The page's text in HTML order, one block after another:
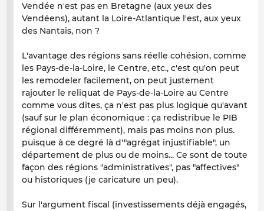
Vendée n'est pas en Bretagne (aux yeux des
Vendéens), autant la Loire-Atlantique l'est, aux yeux
des Nantais, non ?
L'avantage des régions sans réelle cohésion, comme
les Pays-de-la-Loire, le Centre, etc., c'est qu'on peut
les remodeler facilement, on peut justement
rajouter le reliquat de Pays-de-la-Loire au Centre
comme vous dites, ça n'est pas plus logique qu'avant
(sauf sur le plan économique : ça redistribue le PIB
régional différemment), mais pas moins non plus.
puisque à ce degré là d'"agrégat injustifiable", un
département de plus ou de moins... Ce sont de toute
façon des régions "administratives", pas "affectives"
ou historiques (je caricature un peu).
Sur l'argument fiscal (investissements déjà engagés,